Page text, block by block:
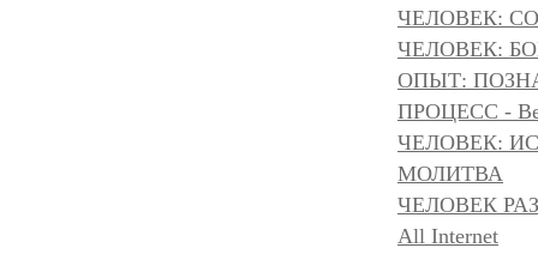
ЧЕЛОВЕК:
ЧЕЛОВЕК:
ОПЫТ:
ПРОЦЕСС -
ЧЕЛОВЕК:
МОЛИТВА
ЧЕЛОВЕК
All Internet